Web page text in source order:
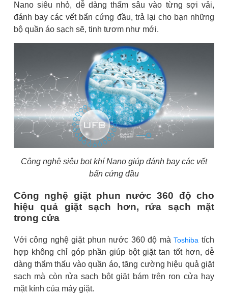
Nano siêu nhỏ, dễ dàng thấm sâu vào từng sợi vải,
đánh bay các vết bẩn cứng đầu, trả lại cho bạn những
bộ quần áo sạch sẽ, tinh tươm như mới.
Công nghệ siêu bọt khí Nano giúp đánh bay các vết
bẩn cứng đầu
Công nghệ giặt phun nước 360 độ cho
hiệu quả giặt sạch hơn, rửa sạch mặt
trong cửa
Với công nghệ giặt phun nước 360 độ mà Toshiba tích
hợp không chỉ góp phần giúp bột giặt tan tốt hơn, dễ
dàng thẩm thấu vào quần áo, tăng cường hiệu quả giặt
sạch mà còn rửa sạch bột giặt bám trên ron cửa hay
mặt kính của máy giặt.